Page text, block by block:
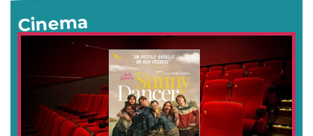
Cinema